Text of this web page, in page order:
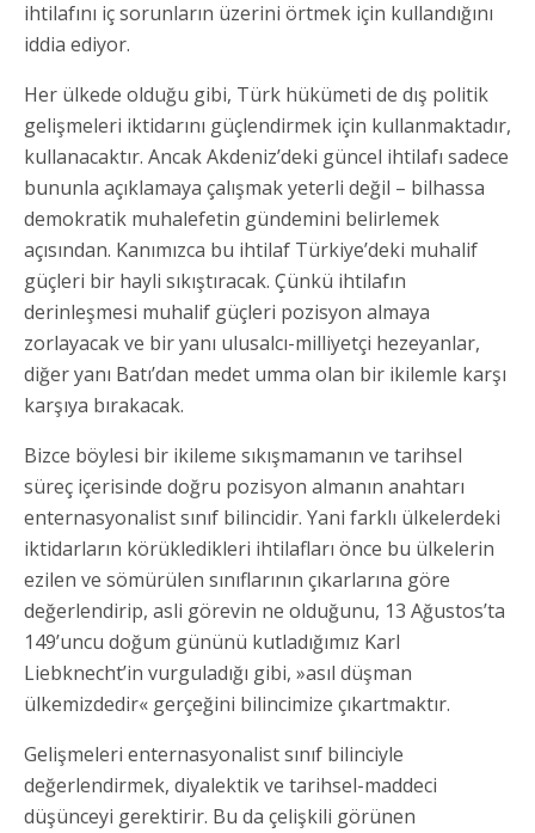
ihtilafını iç sorunların üzerini örtmek için kullandığını
iddia ediyor.
Her ülkede olduğu gibi, Türk hükümeti de dış politik
gelişmeleri iktidarını güçlendirmek için kullanmaktadır,
kullanacaktır. Ancak Akdeniz’deki güncel ihtilafı sadece
bununla açıklamaya çalışmak yeterli değil – bilhassa
demokratik muhalefetin gündemini belirlemek
açısından. Kanımızca bu ihtilaf Türkiye’deki muhalif
güçleri bir hayli sıkıştıracak. Çünkü ihtilafın
derinleşmesi muhalif güçleri pozisyon almaya
zorlayacak ve bir yanı ulusalcı-milliyetçi hezeyanlar,
diğer yanı Batı’dan medet umma olan bir ikilemle karşı
karşıya bırakacak.
Bizce böylesi bir ikileme sıkışmamanın ve tarihsel
süreç içerisinde doğru pozisyon almanın anahtarı
enternasyonalist sınıf bilincidir. Yani farklı ülkelerdeki
iktidarların körükledikleri ihtilafları önce bu ülkelerin
ezilen ve sömürülen sınıflarının çıkarlarına göre
değerlendirip, asli görevin ne olduğunu, 13 Ağustos’ta
149’uncu doğum gününü kutladığımız Karl
Liebknecht’in vurguladığı gibi, »asıl düşman
ülkemizdedir« gerçeğini bilincimize çıkartmaktır.
Gelişmeleri enternasyonalist sınıf bilinciyle
değerlendirmek, diyalektik ve tarihsel-maddeci
düşünceyi gerektirir. Bu da çelişkili görünen